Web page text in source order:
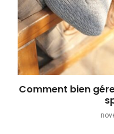
Comment bien